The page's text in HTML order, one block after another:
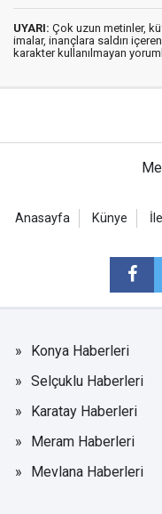
UYARI: Çok uzun metinler,
imalar, inançlara saldırı
karakter kullanılmayan
Anasayfa Künye
Konya Haberleri
Selçuklu Haberleri
Karatay Haberleri
Meram Haberleri
Mevlana Haberleri